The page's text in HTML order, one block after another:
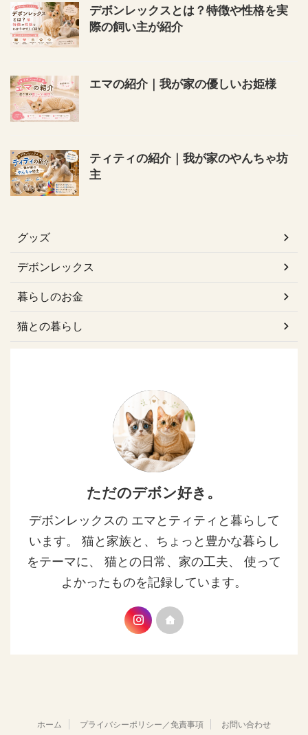
デボンレックスとは？特徴や性格を実
際の飼い主が紹介
エマの紹介｜我が家の優しいお姫様
ティティの紹介｜我が家のやんちゃ坊
主
グッズ
デボンレックス
暮らしのお金
猫との暮らし
ただのデボン好き。
デボンレックスの エマとティティと暮らして
います。 猫と家族と、ちょっと豊かな暮らし
をテーマに、 猫との日常、家の工夫、 使って
よかったものを記録しています。
ホーム プライバシーポリシー／免責事項 お問い合わせ